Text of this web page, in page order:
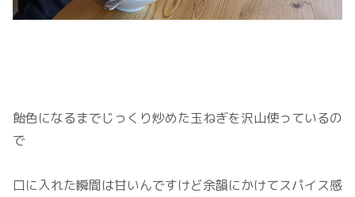
飴色になるまでじっくり炒めた玉ねぎを沢山使っているの
で
口に入れた瞬間は甘いんですけど余韻にかけてスパイス感